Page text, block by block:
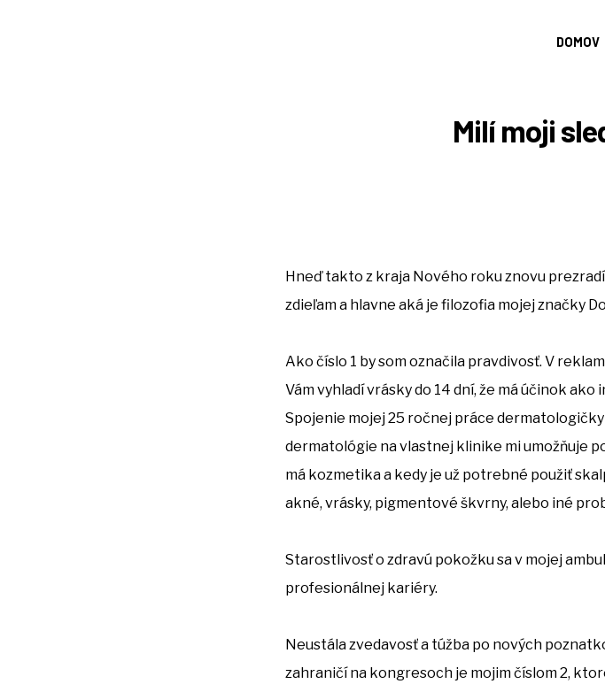
DOMOV
Milí moji
Hneď takto z kraja Nového roku znovu
zdieľam a hlavne aká je filozofia mojej značky
Ako číslo 1 by som označila pravdivosť. V
Vám vyhladí vrásky do 14 dní, že má účinok
Spojenie mojej 25 ročnej práce
dermatológie na vlastnej klinike mi umožňuje
má kozmetika a kedy je už potrebné použiť
akné, vrásky, pigmentové škvrny, alebo iné
Starostlivosť o zdravú pokožku sa v mojej
profesionálnej kariéry.
Neustála zvedavosť a túžba po nových
zahraničí na kongresoch je mojim číslom 2,